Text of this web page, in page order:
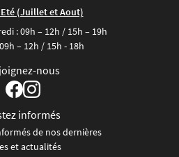
(Juillet et Aout)
: 09h – 12h / 15h – 19h
– 12h / 15h - 18h
nous
informés
de nos dernières
et actualités